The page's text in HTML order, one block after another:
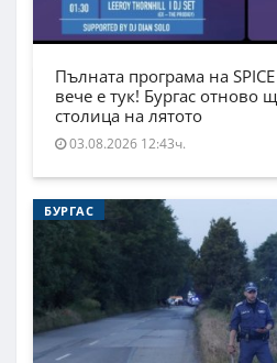
Пълната програма на
вече е тук! Бургас отново
столица на лятото
03.08.2026 12:43ч.
БУРГАС